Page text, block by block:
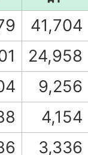
41,704
24,958
9,256
4,154
3,336